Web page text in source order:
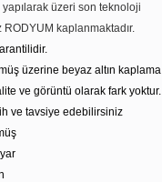
üzeri son teknoloji
kaplanmaktadır.
üzerine beyaz altın kaplama
ve görüntü olarak fark yoktur.
ve tavsiye edebilirsiniz